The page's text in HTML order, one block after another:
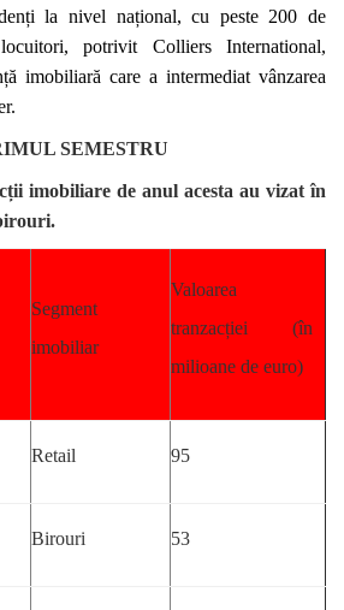
la nivel național, cu peste 200 de
potrivit Colliers International,
imobiliară care a intermediat vânzarea
SEMESTRU
imobiliare de anul acesta au vizat în
Segment
imobiliar
Valoarea
tranzacției (în
milioane de euro)
Retail 95
Birouri 53